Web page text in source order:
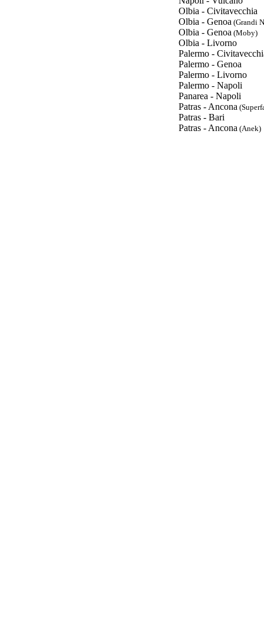
Olbia - Civitavecchia
Olbia - Genoa (Grandi
Olbia - Genoa (Moby)
Olbia - Livorno
Palermo -
Palermo - Genoa
Palermo - Livorno
Palermo - Napoli
Panarea - Napoli
Patras - Ancona
Patras - Bari
Patras - Ancona (Anek)